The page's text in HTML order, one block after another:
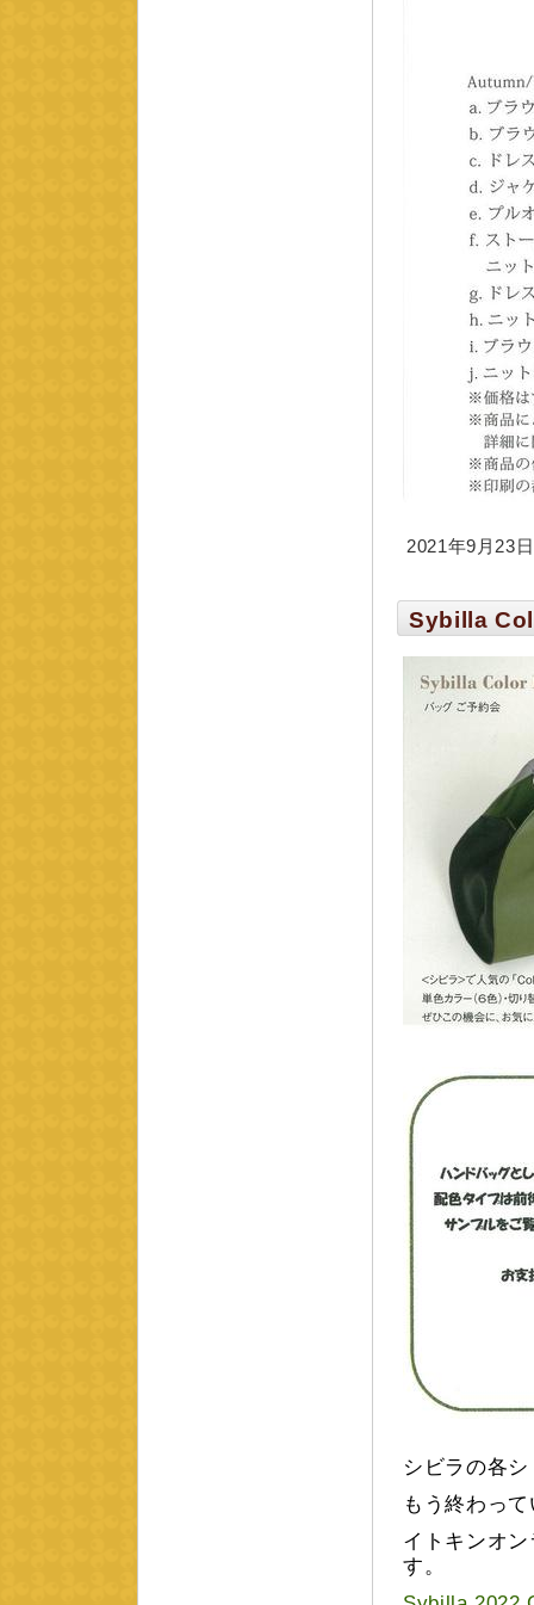
2021年9月23
Sybilla
シビラの各
もう終わっ
イトキンオ
す。